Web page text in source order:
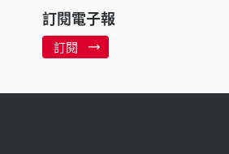
訂閱電子報
訂閱